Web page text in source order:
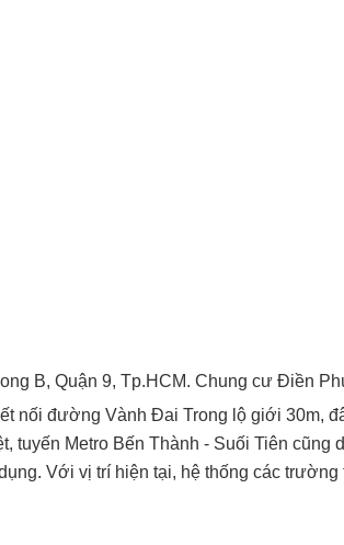
B, Quận 9, Tp.HCM. Chung cư Điền
nối đường Vành Đai Trong lộ giới 30m,
tuyến Metro Bến Thành - Suối Tiên cũng
Với vị trí hiện tại, hệ thống các